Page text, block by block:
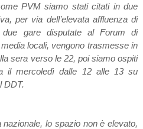
PVM siamo stati citati in due
per via dell’elevata affluenza di
gare disputate al Forum di
locali, vengono trasmesse in
sera verso le 22, poi siamo ospiti
il mercoledì dalle 12 alle 13 su
DDT.
lo spazio non è elevato,